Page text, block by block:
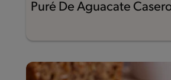
Puré De Aguacate